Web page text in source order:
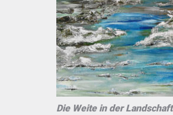
Die Weite in der Landschaft